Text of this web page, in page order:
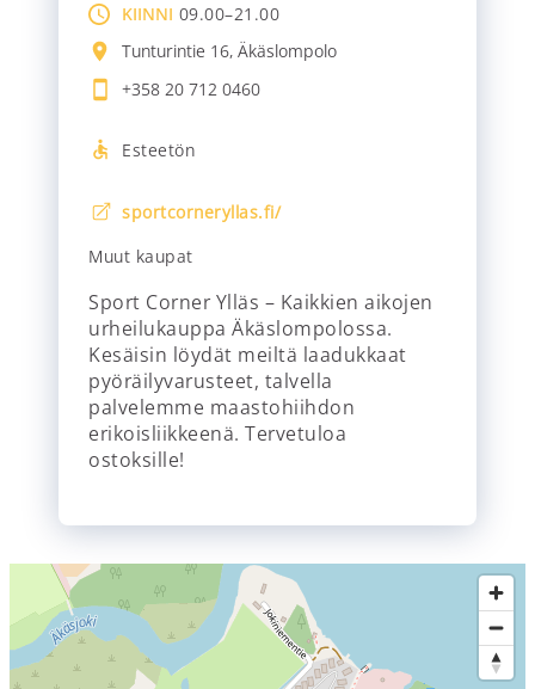
KIINNI 09.00–21.00
Tunturintie 16, Äkäslompolo
+358 20 712 0460
Esteetön
sportcorneryllas.fi/
Muut kaupat
Sport Corner Ylläs – Kaikkien aikojen
urheilukauppa Äkäslompolossa.
Kesäisin löydät meiltä laadukkaat
pyöräilyvarusteet, talvella
palvelemme maastohiihdon
erikoisliikkeenä. Tervetuloa
ostoksille!